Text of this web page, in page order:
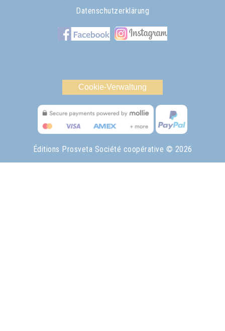
Datenschutzerklärung
Cookie-Verwaltung
Éditions Prosveta Société coopérative © 2026